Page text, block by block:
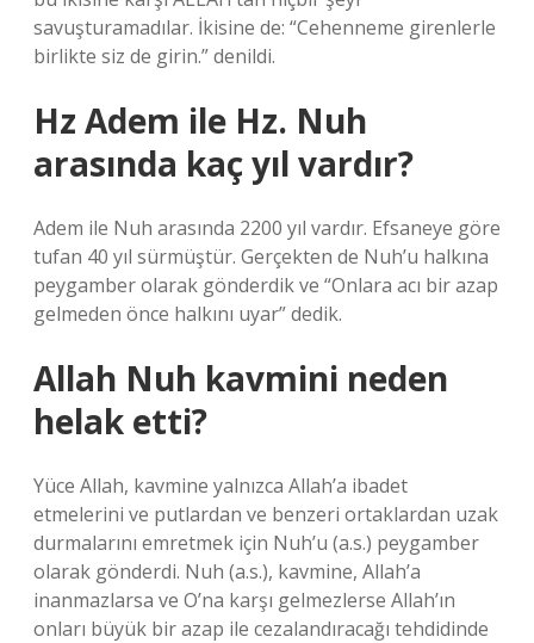
savuşturamadılar. İkisine de: “Cehenneme girenlerle
birlikte siz de girin.” denildi.
Hz Adem ile Hz. Nuh
arasında kaç yıl vardır?
Adem ile Nuh arasında 2200 yıl vardır. Efsaneye göre
tufan 40 yıl sürmüştür. Gerçekten de Nuh’u halkına
peygamber olarak gönderdik ve “Onlara acı bir azap
gelmeden önce halkını uyar” dedik.
Allah Nuh kavmini neden
helak etti?
Yüce Allah, kavmine yalnızca Allah’a ibadet
etmelerini ve putlardan ve benzeri ortaklardan uzak
durmalarını emretmek için Nuh’u (a.s.) peygamber
olarak gönderdi. Nuh (a.s.), kavmine, Allah’a
inanmazlarsa ve O’na karşı gelmezlerse Allah’ın
onları büyük bir azap ile cezalandıracağı tehdidinde